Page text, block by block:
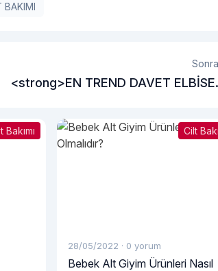
BAKIMI
<strong>EN TREND DAVET
</
Bakımı Cilt
28/05/2022 · 0 yorum
Bebek Alt Giyim Ürünleri Nasıl